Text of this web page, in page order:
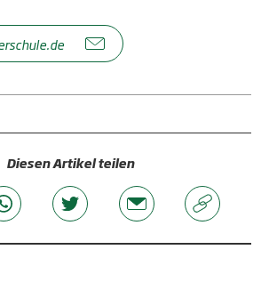
Diesen Artikel teilen